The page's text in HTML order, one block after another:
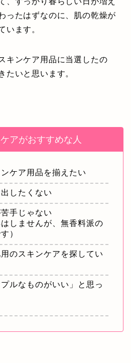
ったはずなのに、肌の乾燥が
います。
キンケア用品に当選したの
たいと思います。
アがおすすめな人
ケア用品を揃えたい
したくない
手じゃない
はしませんが、無香料派の
）
のスキンケアを探してい
ルなものがいい」と思っ